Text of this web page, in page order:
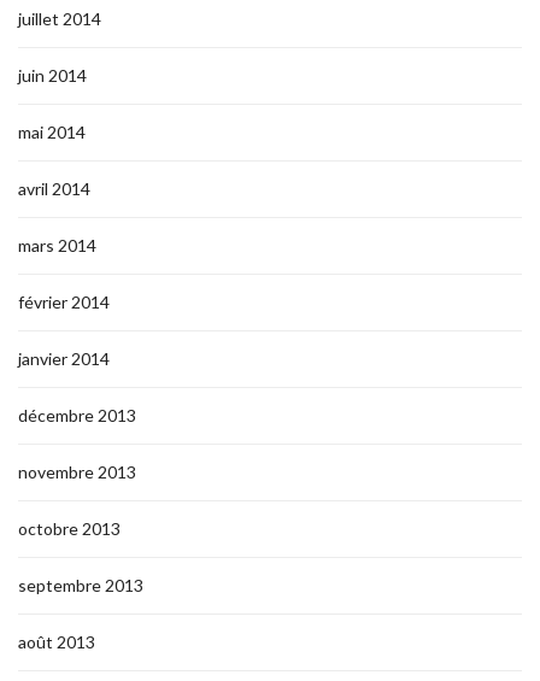
juillet 2014
juin 2014
mai 2014
avril 2014
mars 2014
février 2014
janvier 2014
décembre 2013
novembre 2013
octobre 2013
septembre 2013
août 2013